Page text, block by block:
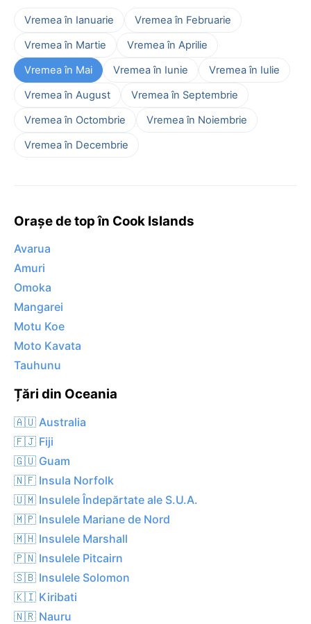
Vremea în Ianuarie
Vremea în Februarie
Vremea în Martie
Vremea în Aprilie
Vremea în Mai
Vremea în Iunie
Vremea în Iulie
Vremea în August
Vremea în Septembrie
Vremea în Octombrie
Vremea în Noiembrie
Vremea în Decembrie
Orașe de top în Cook Islands
Avarua
Amuri
Omoka
Mangarei
Motu Koe
Moto Kavata
Tauhunu
Țări din Oceania
🇦🇺 Australia
🇫🇯 Fiji
🇬🇺 Guam
🇳🇫 Insula Norfolk
🇺🇲 Insulele Îndepărtate ale S.U.A.
🇲🇵 Insulele Mariane de Nord
🇲🇭 Insulele Marshall
🇵🇳 Insulele Pitcairn
🇸🇧 Insulele Solomon
🇰🇮 Kiribati
🇳🇷 Nauru